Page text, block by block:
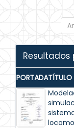
Resultados
PORTADATÍTULO